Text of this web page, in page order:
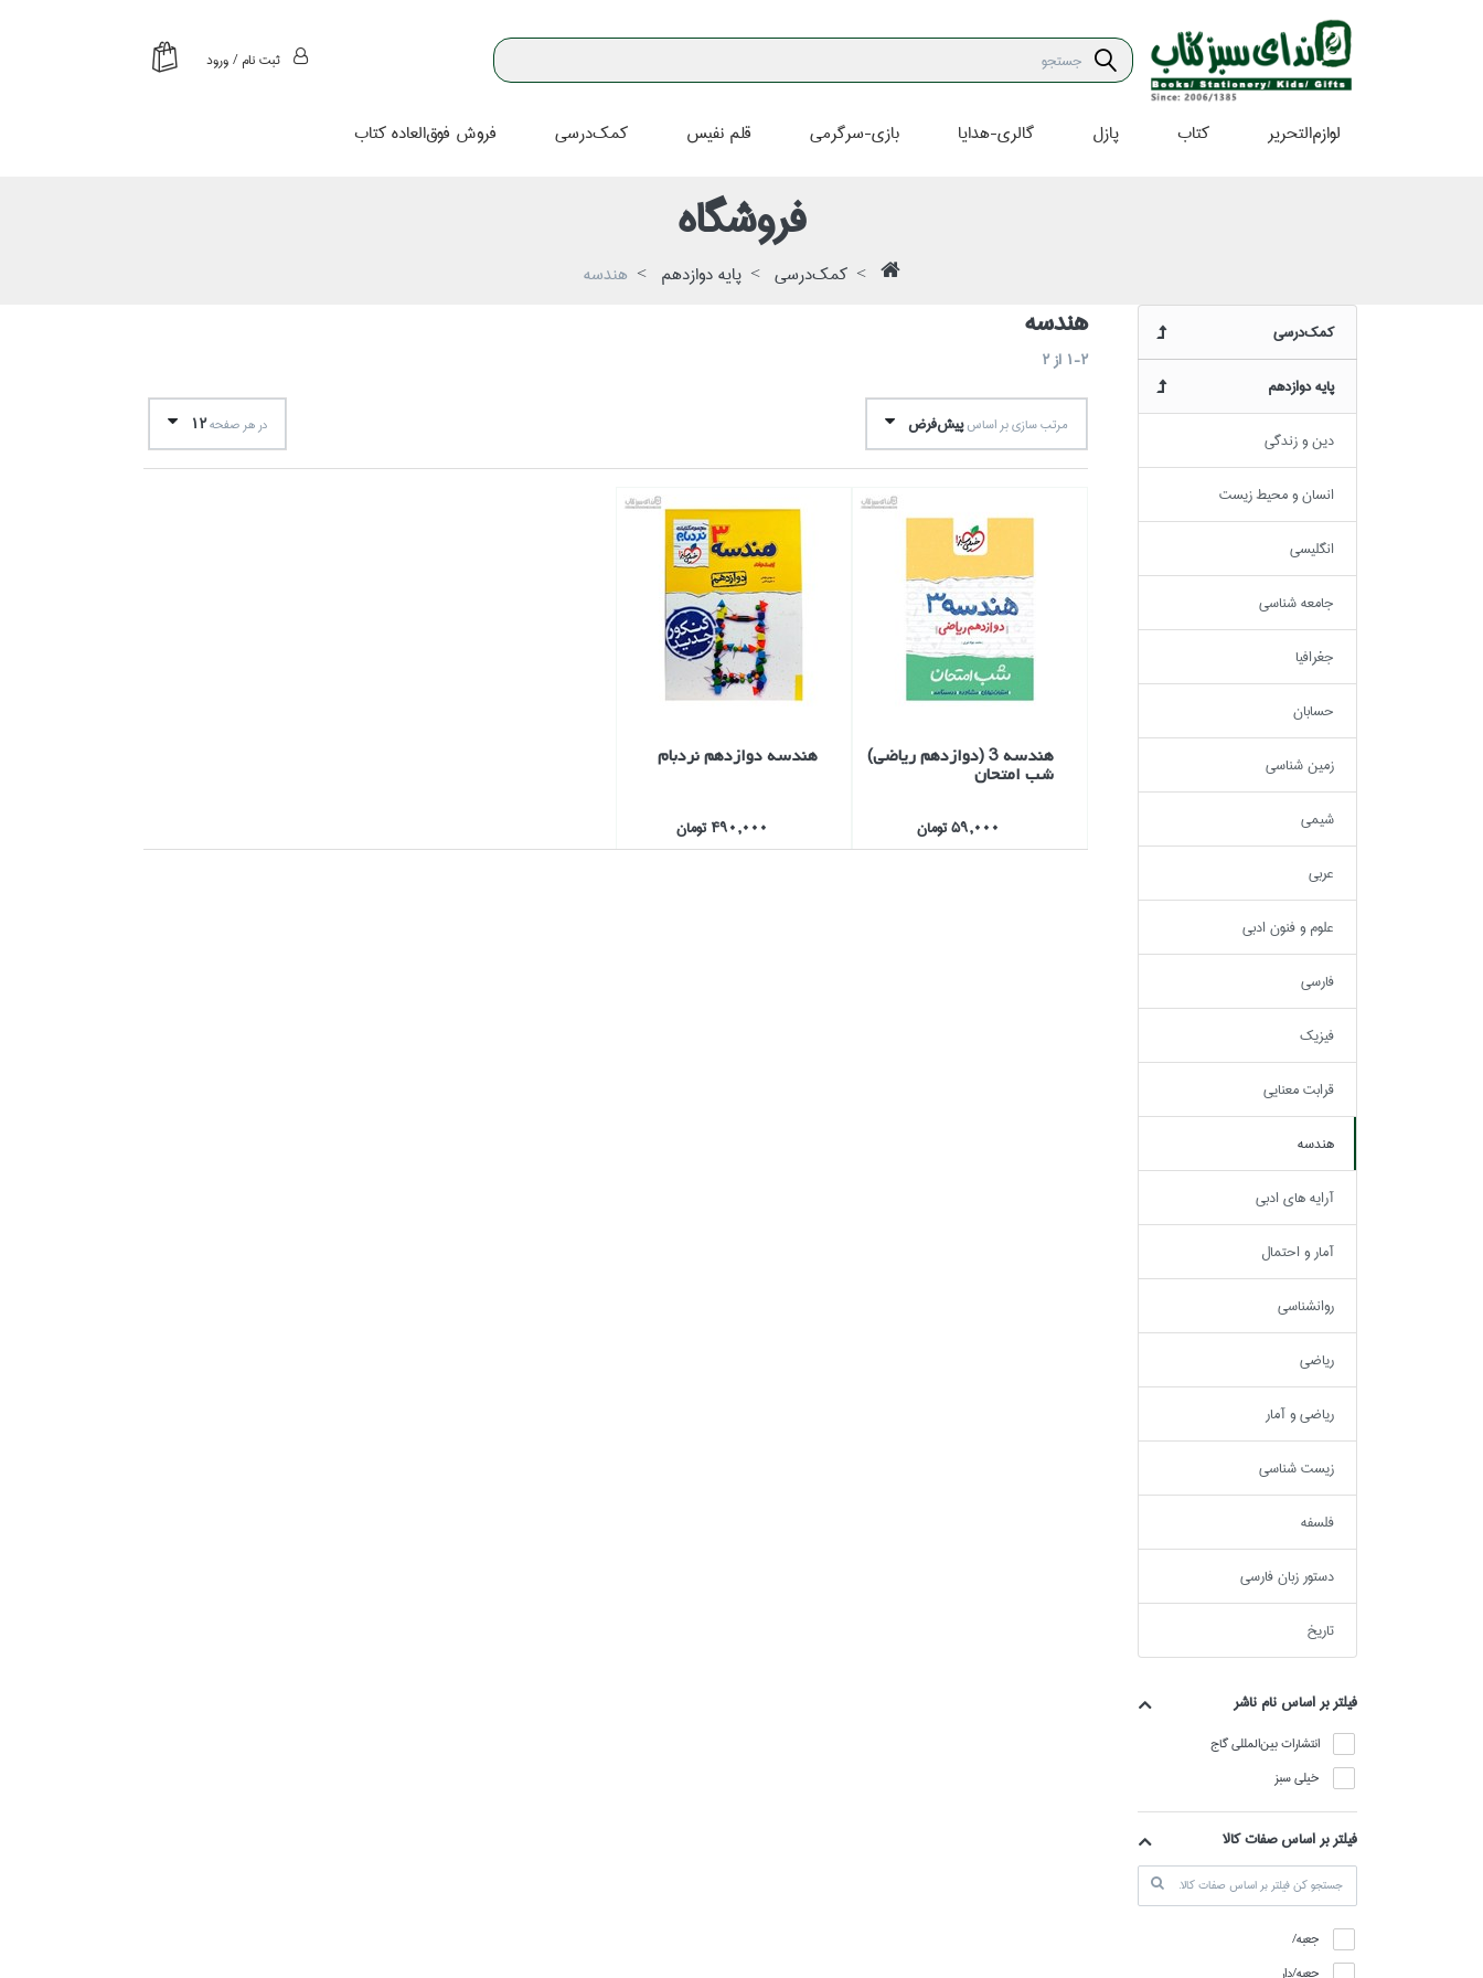
ثبت نام / ورود
لوازم‌التحرير كتاب پازل گالري-هدايا بازي-سرگرمي قلم نفيس كمك‌درسي فروش فوق‌العاده كتاب
فروشگاه
كمك‌درسي پايه دوازدهم هندسه
كمك‌درسي
پايه دوازدهم
دين و زندگي
انسان و محيط زيست
انگليسي
جامعه شناسي
جغرافيا
حسابان
زمين شناسي
شيمي
عربي
علوم و فنون ادبي
فارسي
فيزيك
قرابت معنايي
هندسه
آرايه هاي ادبي
آمار و احتمال
روانشناسي
رياضي
رياضي و آمار
زيست شناسي
فلسفه
دستور زبان فارسي
تاريخ
فيلتر بر اساس نام ناشر
انتشارات بين‌المللي گاج
خيلي سبز
فیلتر بر اساس صفات کالا
جعبه/
هندسه
1-2 از2
مرتب سازي بر اساسپيش‌فرض در هر صفحه12
هندسه 3 (دوازدهم رياضي)
شب امتحان
59,000 تومان
هندسه دوازدهم نردبام
490,000 تومان